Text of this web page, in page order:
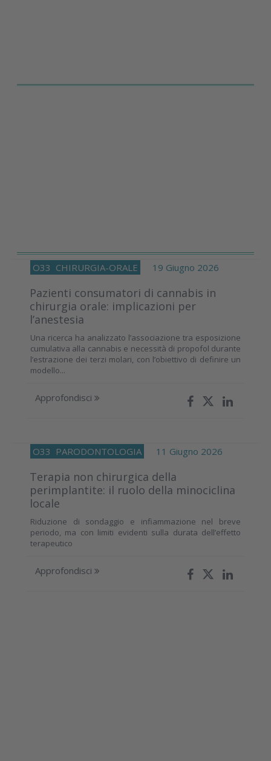
O33 CHIRURGIA-ORALE 19 Giugno 2026
Pazienti consumatori di cannabis in
chirurgia orale: implicazioni per
l’anestesia
Una ricerca ha analizzato l’associazione tra esposizione
cumulativa alla cannabis e necessità di propofol durante
l’estrazione dei terzi molari, con l’obiettivo di definire un
modello...
Approfondisci
O33 PARODONTOLOGIA 11 Giugno 2026
Terapia non chirurgica della
perimplantite: il ruolo della minociclina
locale
Riduzione di sondaggio e infiammazione nel breve
periodo, ma con limiti evidenti sulla durata dell’effetto
terapeutico
Approfondisci